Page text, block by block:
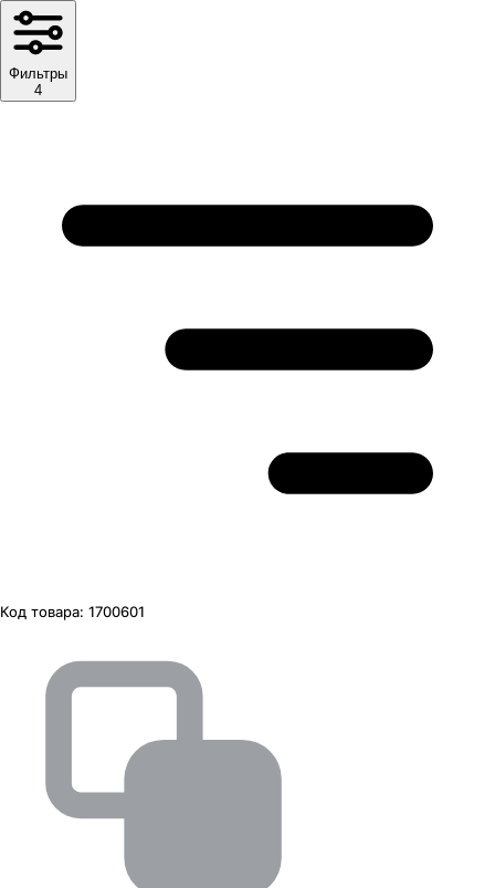
Фильтры
4
Код товара: 1700601